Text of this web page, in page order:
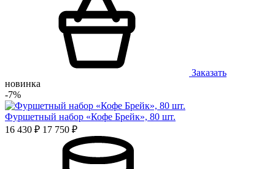
Заказать
новинка
-7%
Фуршетный набор «Кофе Брейк», 80 шт.
16 430 ₽ 17 750 ₽